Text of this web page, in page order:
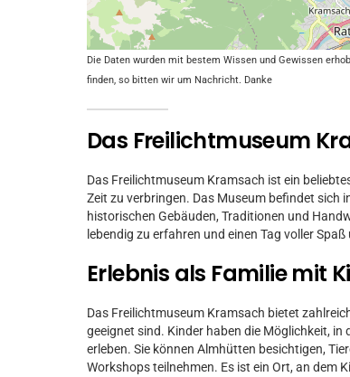
Die Daten wurden mit bestem Wissen und Gewissen
finden, so bitten wir um Nachricht. Danke
Das Freilichtmuseum
Das Freilichtmuseum Kramsach ist ein
Zeit zu verbringen. Das Museum befindet sich
historischen Gebäuden, Traditionen und
lebendig zu erfahren und einen Tag voller
Erlebnis als Familie mit
Das Freilichtmuseum Kramsach bietet
geeignet sind. Kinder haben die Möglichkeit,
erleben. Sie können Almhütten besichtigen,
Workshops teilnehmen. Es ist ein Ort, an dem